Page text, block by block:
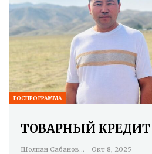
ГОСПРОГРАММА
ТОВАРНЫЙ КРЕДИТ
Шолпан Сабанова Окт 8, 2025